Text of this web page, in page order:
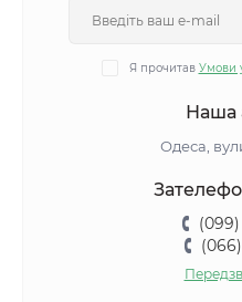
Я прочитав Умови
Наша
Одеса,